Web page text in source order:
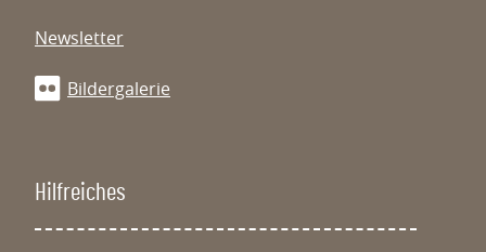
Hilfreiches
Newsletter
Bildergalerie